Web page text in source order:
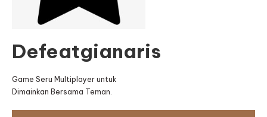
Defeatgianaris
Game Seru Multiplayer untuk
Dimainkan Bersama Teman.